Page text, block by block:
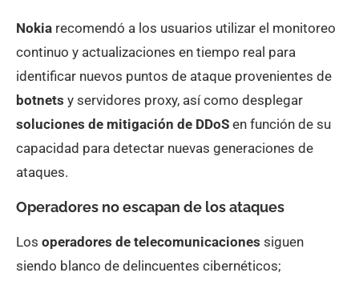
Nokia recomendó a los usuarios utilizar el monitoreo
continuo y actualizaciones en tiempo real para
identificar nuevos puntos de ataque provenientes de
botnets y servidores proxy, así como desplegar
soluciones de mitigación de DDoS en función de su
capacidad para detectar nuevas generaciones de
ataques.
Operadores no escapan de los ataques
Los operadores de telecomunicaciones siguen
siendo blanco de delincuentes cibernéticos;